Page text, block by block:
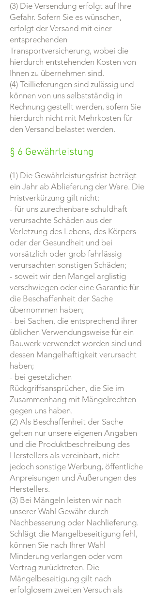
(3) Die Versendung erfolgt auf Ihre
Gefahr. Sofern Sie es wünschen,
erfolgt der Versand mit einer
entsprechenden
Transportversicherung, wobei die
hierdurch entstehenden Kosten von
Ihnen zu übernehmen sind.
(4) Teillieferungen sind zulässig und
können von uns selbstständig in
Rechnung gestellt werden, sofern Sie
hierdurch nicht mit Mehrkosten für
den Versand belastet werden.
§ 6 Gewährleistung
(1) Die Gewährleistungsfrist beträgt
ein Jahr ab Ablieferung der Ware. Die
Fristverkürzung gilt nicht:
- für uns zurechenbare schuldhaft
verursachte Schäden aus der
Verletzung des Lebens, des Körpers
oder der Gesundheit und bei
vorsätzlich oder grob fahrlässig
verursachten sonstigen Schäden;
- soweit wir den Mangel arglistig
verschwiegen oder eine Garantie für
die Beschaffenheit der Sache
übernommen haben;
- bei Sachen, die entsprechend ihrer
üblichen Verwendungsweise für ein
Bauwerk verwendet worden sind und
dessen Mangelhaftigkeit verursacht
haben;
- bei gesetzlichen
Rückgriffsansprüchen, die Sie im
Zusammenhang mit Mängelrechten
gegen uns haben.
(2) Als Beschaffenheit der Sache
gelten nur unsere eigenen Angaben
und die Produktbeschreibung des
Herstellers als vereinbart, nicht
jedoch sonstige Werbung, öffentliche
Anpreisungen und Äußerungen des
Herstellers.
(3) Bei Mängeln leisten wir nach
unserer Wahl Gewähr durch
Nachbesserung oder Nachlieferung.
Schlägt die Mangelbeseitigung fehl,
können Sie nach Ihrer Wahl
Minderung verlangen oder vom
Vertrag zurücktreten. Die
Mängelbeseitigung gilt nach
erfolglosem zweiten Versuch als